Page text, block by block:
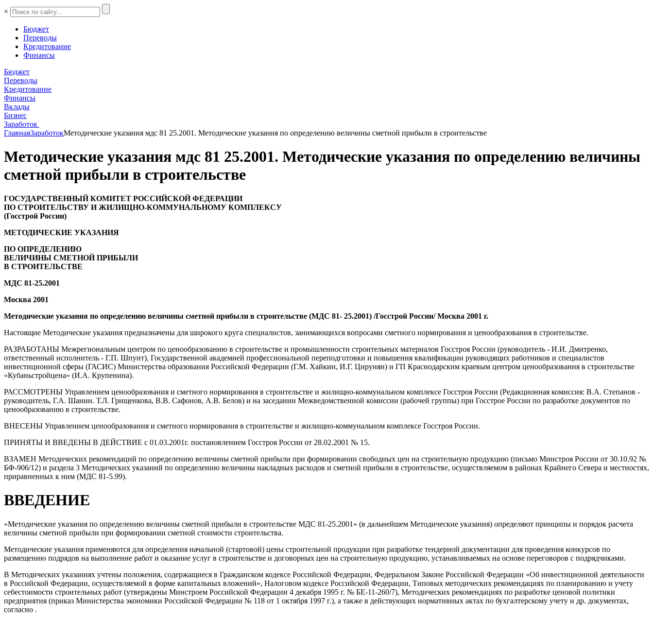
×
Бюджет
Переводы
Кредитование
Финансы
Бюджет
Переводы
Кредитование
Финансы
Вклады
Бизнес
Заработок
ГлавнаяЗаработокМетодические указания мдс 81 25.2001. Методические указания по определению величины сметной прибыли в строительстве
Методические указания мдс 81 25.2001. Методические указания по определению величины
сметной прибыли в строительстве
ГОСУДАРСТВЕННЫЙ КОМИТЕТ РОССИЙСКОЙ ФЕДЕРАЦИИ
ПО СТРОИТЕЛЬСТВУ И ЖИЛИЩНО-КОММУНАЛЬНОМУ КОМПЛЕКСУ
(Госстрой России)
МЕТОДИЧЕСКИЕ УКАЗАНИЯ
ПО ОПРЕДЕЛЕНИЮ
ВЕЛИЧИНЫ СМЕТНОЙ ПРИБЫЛИ
В СТРОИТЕЛЬСТВЕ
МДС 81-25.2001
Москва 2001
Методические указания по определению величины сметной прибыли в строительстве (МДС 81- 25.2001) /Госстрой России/ Москва 2001 г.
Настоящие Методические указания предназначены для широкого круга специалистов, занимающихся вопросами сметного нормирования и ценообразования в строительстве.
РАЗРАБОТАНЫ Межрегиональным центром по ценообразованию в строительстве и промышленности строительных материалов Госстроя России (руководитель - И.И. Дмитренко,
ответственный исполнитель - Г.П. Шпунт), Государственной академией профессиональной переподготовки и повышения квалификации руководящих работников и специалистов
инвестиционной сферы (ГАСИС) Министерства образования Российской Федерации (Г.М. Хайкин, И.Г. Цирунян) и ГП Краснодарским краевым центром ценообразования в строительстве
«Кубаньстройцена» (И.А. Крупенина).
РАССМОТРЕНЫ Управлением ценообразования и сметного нормирования в строительстве и жилищно-коммунальном комплексе Госстроя России (Редакционная комиссия: В.А. Степанов -
руководитель, Г.А. Шанин. Т.Л. Грищенкова, В.В. Сафонов, А.В. Белов) и на заседании Межведомственной комиссии (рабочей группы) при Госстрое России по разработке документов по
ценообразованию в строительстве.
ВНЕСЕНЫ Управлением ценообразования и сметного нормирования в строительстве и жилищно-коммунальном комплексе Госстроя России.
ПРИНЯТЫ И ВВЕДЕНЫ В ДЕЙСТВИЕ с 01.03.2001г. постановлением Госстроя России от 28.02.2001 № 15.
ВЗАМЕН Методических рекомендаций по определению величины сметной прибыли при формировании свободных цен на строительную продукцию (письмо Минстроя России от 30.10.92 №
БФ-906/12) и раздела 3 Методических указаний по определению величины накладных расходов и сметной прибыли в строительстве, осуществляемом в районах Крайнего Севера и местностях,
приравненных к ним (МДС 81-5.99).
ВВЕДЕНИЕ
«Методические указания по определению величины сметной прибыли в строительстве МДС 81-25.2001» (в дальнейшем Методические указания) определяют принципы и порядок расчета
величины сметной прибыли при формировании сметной стоимости строительства.
Методические указания применяются для определения начальной (стартовой) цены строительной продукции при разработке тендерной документации для проведения конкурсов по
размещению подрядов на выполнение работ и оказание услуг в строительстве и договорных цен на строительную продукцию, устанавливаемых на основе переговоров с подрядчиками.
В Методических указаниях учтены положения, содержащиеся в Гражданском кодексе Российской Федерации, Федеральном Законе Российской Федерации «Об инвестиционной деятельности
в Российской Федерации, осуществляемой в форме капитальных вложений», Налоговом кодексе Российской Федерации, Типовых методических рекомендациях по планированию и учету
себестоимости строительных работ (утверждены Минстроем Российской Федерации 4 декабря 1995 г. № БЕ-11-260/7), Методических рекомендациях по разработке ценовой политики
предприятия (приказ Министерства экономики Российской Федерации № 118 от 1 октября 1997 г.), а также в действующих нормативных актах по бухгалтерскому учету и др. документах,
согласно .